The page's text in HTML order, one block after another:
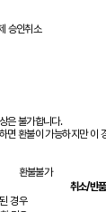
승인취소
은 불가합니다.
환불이 가능하지만 이
환불불가
취소/반
경우